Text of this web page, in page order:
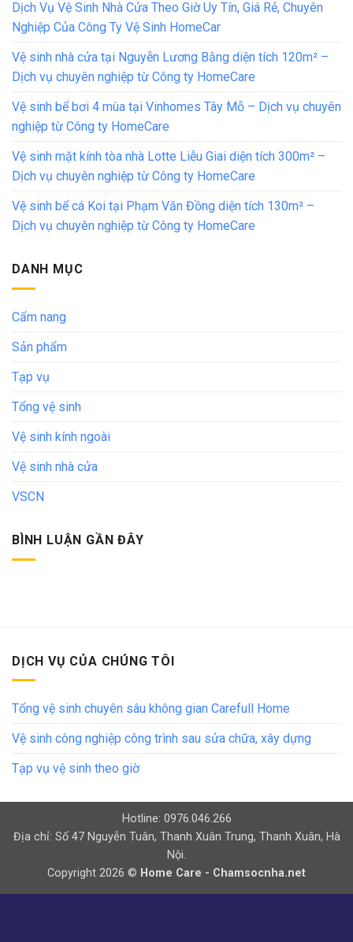
Dịch Vụ Vệ Sinh Nhà Cửa Theo Giờ Uy Tín, Giá Rẻ, Chuyên
Nghiệp Của Công Ty Vệ Sinh HomeCar
Vệ sinh nhà cửa tại Nguyễn Lương Bằng diện tích 120m² –
Dịch vụ chuyên nghiệp từ Công ty HomeCare
Vệ sinh bể bơi 4 mùa tại Vinhomes Tây Mỗ – Dịch vụ chuyên
nghiệp từ Công ty HomeCare
Vệ sinh mặt kính tòa nhà Lotte Liễu Giai diện tích 300m² –
Dịch vụ chuyên nghiệp từ Công ty HomeCare
Vệ sinh bể cá Koi tại Phạm Văn Đồng diện tích 130m² –
Dịch vụ chuyên nghiệp từ Công ty HomeCare
DANH MỤC
Cẩm nang
Sản phẩm
Tạp vụ
Tổng vệ sinh
Vệ sinh kính ngoài
Vệ sinh nhà cửa
VSCN
BÌNH LUẬN GẦN ĐÂY
DỊCH VỤ CỦA CHÚNG TÔI
Tổng vệ sinh chuyên sâu không gian Carefull Home
Vệ sinh công nghiệp công trình sau sửa chữa, xây dựng
Tạp vụ vệ sinh theo giờ
Hotline: 0976.046.266
Địa chỉ: Số 47 Nguyễn Tuân, Thanh Xuân Trung, Thanh Xuân, Hà
Nội.
Copyright 2026 © Home Care - Chamsocnha.net